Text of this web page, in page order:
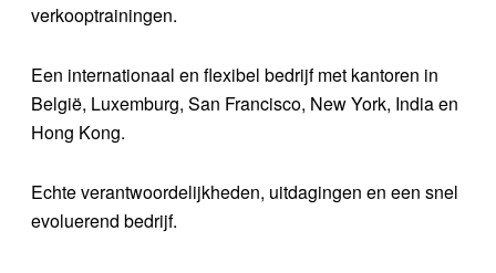
verkooptrainingen.
Een internationaal en flexibel bedrijf met kantoren in
België, Luxemburg, San Francisco, New York, India en
Hong Kong.
Echte verantwoordelijkheden, uitdagingen en een snel
evoluerend bedrijf.